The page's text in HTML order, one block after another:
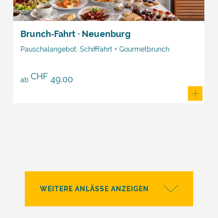
Brunch‑Fahrt · Neuenburg
Pauschalangebot: Schifffahrt + Gourmetbrunch
ab CHF 49.00
WEITERE ANLÄSSE ANZEIGEN